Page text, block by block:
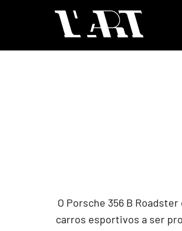
O Porsche 356 B
carros esportivos a ser